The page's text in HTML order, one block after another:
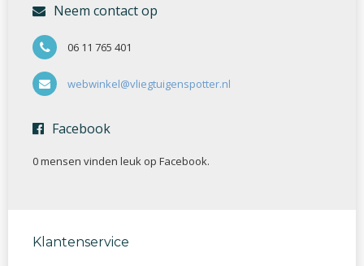
Neem contact op
06 11 765 401
webwinkel@vliegtuigenspotter.nl
Facebook
0 mensen vinden leuk op Facebook.
Klantenservice